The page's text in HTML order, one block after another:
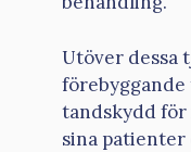
Utöver dessa
tandskydd
sina